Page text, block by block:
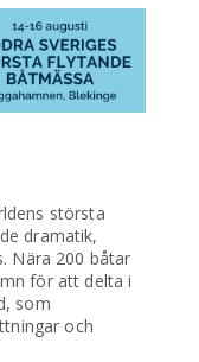
största
dramatik,
Nära 200 båtar
för att delta i
som
och